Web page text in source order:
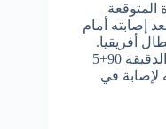
إصابته أمام
أفريقيا.
وتعرض حسين الشحات للإصابة في الدقيقة 90+5
لإصابة في